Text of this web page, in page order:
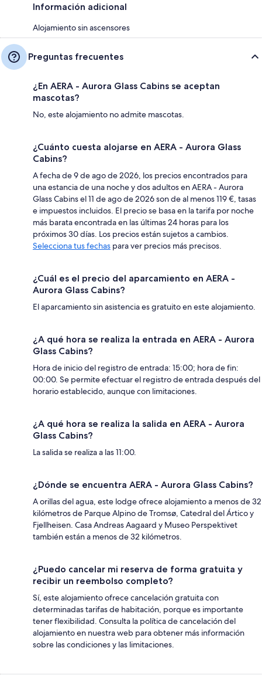
Información adicional
Alojamiento sin ascensores
Preguntas frecuentes
¿En AERA - Aurora Glass Cabins se aceptan
mascotas?
No, este alojamiento no admite mascotas.
¿Cuánto cuesta alojarse en AERA - Aurora Glass
Cabins?
A fecha de 9 de ago de 2026, los precios encontrados para
una estancia de una noche y dos adultos en AERA - Aurora
Glass Cabins el 11 de ago de 2026 son de al menos 119 €, tasas
e impuestos incluidos. El precio se basa en la tarifa por noche
más barata encontrada en las últimas 24 horas para los
próximos 30 días. Los precios están sujetos a cambios.
Selecciona tus fechas para ver precios más precisos.
¿Cuál es el precio del aparcamiento en AERA -
Aurora Glass Cabins?
El aparcamiento sin asistencia es gratuito en este alojamiento.
¿A qué hora se realiza la entrada en AERA - Aurora
Glass Cabins?
Hora de inicio del registro de entrada: 15:00; hora de fin:
00:00. Se permite efectuar el registro de entrada después del
horario establecido, aunque con limitaciones.
¿A qué hora se realiza la salida en AERA - Aurora
Glass Cabins?
La salida se realiza a las 11:00.
¿Dónde se encuentra AERA - Aurora Glass Cabins?
A orillas del agua, este lodge ofrece alojamiento a menos de 32
kilómetros de Parque Alpino de Tromsø, Catedral del Ártico y
Fjellheisen. Casa Andreas Aagaard y Museo Perspektivet
también están a menos de 32 kilómetros.
¿Puedo cancelar mi reserva de forma gratuita y
recibir un reembolso completo?
Sí, este alojamiento ofrece cancelación gratuita con
determinadas tarifas de habitación, porque es importante
tener flexibilidad. Consulta la política de cancelación del
alojamiento en nuestra web para obtener más información
sobre las condiciones y las limitaciones.